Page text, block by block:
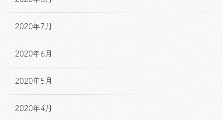
2020年7月
2020年6月
2020年5月
2020年4月